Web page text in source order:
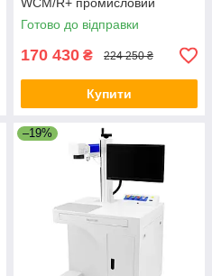
WCM/R+ промисловий
200x200 20 Вт (c
комп'ютером і монітором)
Готово до відправки
170 430 ₴ 224 250 ₴
Купити
–19%